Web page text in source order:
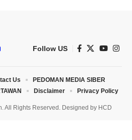
Follow US
All Rights Reserved. Designed by HCD
Us
PEDOMAN MEDIA SIBER
Disclaimer Privacy Policy